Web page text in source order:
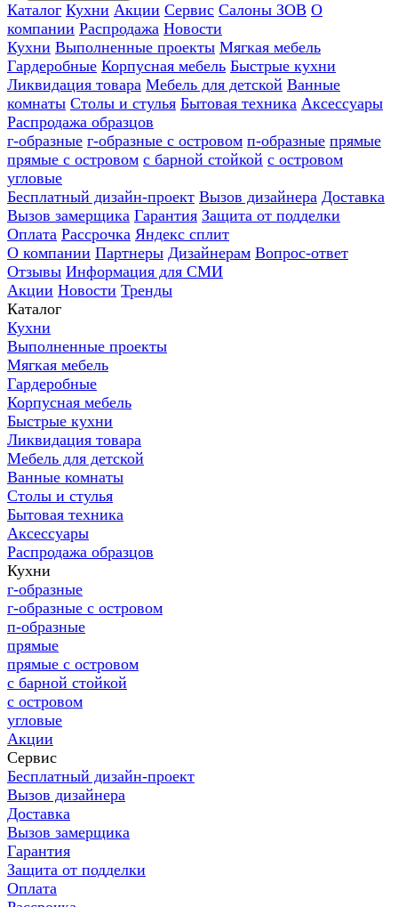
Каталог Кухни Акции Сервис Салоны ЗОВ О
компании Распродажа Новости
Кухни Выполненные проекты Мягкая мебель
Гардеробные Корпусная мебель Быстрые кухни
Ликвидация товара Мебель для детской Ванные
комнаты Столы и стулья Бытовая техника Аксессуары
Распродажа образцов
г-образные г-образные с островом п-образные прямые
прямые с островом с барной стойкой с островом
угловые
Бесплатный дизайн-проект Вызов дизайнера Доставка
Вызов замерщика Гарантия Защита от подделки
Оплата Рассрочка Яндекс сплит
О компании Партнеры Дизайнерам Вопрос-ответ
Отзывы Информация для СМИ
Акции Новости Тренды
Каталог
Кухни
Выполненные проекты
Мягкая мебель
Гардеробные
Корпусная мебель
Быстрые кухни
Ликвидация товара
Мебель для детской
Ванные комнаты
Столы и стулья
Бытовая техника
Аксессуары
Распродажа образцов
Кухни
г-образные
г-образные с островом
п-образные
прямые
прямые с островом
с барной стойкой
с островом
угловые
Акции
Сервис
Бесплатный дизайн-проект
Вызов дизайнера
Доставка
Вызов замерщика
Гарантия
Защита от подделки
Оплата